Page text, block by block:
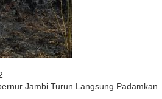
Jambi Turun Langsung Padamkan